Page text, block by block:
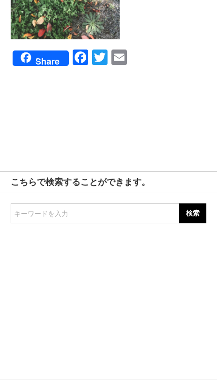
Share Facebook
Twitter
こちらで検索することができます。
キーワードを入力